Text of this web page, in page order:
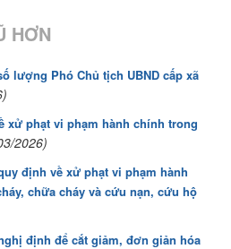
HƠN
lượng Phó Chủ tịch UBND cấp xã
xử phạt vi phạm hành chính trong
2026)
định về xử phạt vi phạm hành
chữa cháy và cứu nạn, cứu hộ
định để cắt giảm, đơn giản hóa